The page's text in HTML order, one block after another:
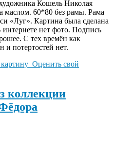
Кошель Николая
маслом. 60*80 без рамы. Рама
«Луг». Картина была сделана
нет фото. Подпись
С тех времён как
и потертостей нет.
Оценить свой
коллекции